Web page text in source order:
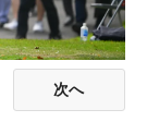
次へ